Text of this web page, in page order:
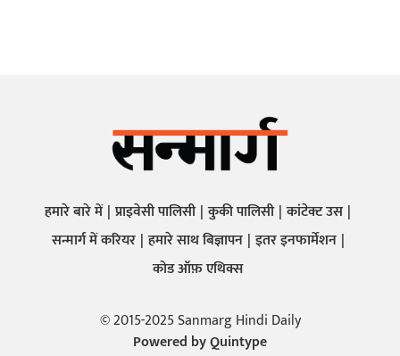
हमारे बारे में प्राइवेसी पालिसी कुकी पालिसी कांटेक्ट उस
सन्मार्ग में करियर हमारे साथ बिज्ञापन इतर इनफार्मेशन
कोड ऑफ़ एथिक्स
© 2015-2025 Sanmarg Hindi Daily
Powered byQuintype